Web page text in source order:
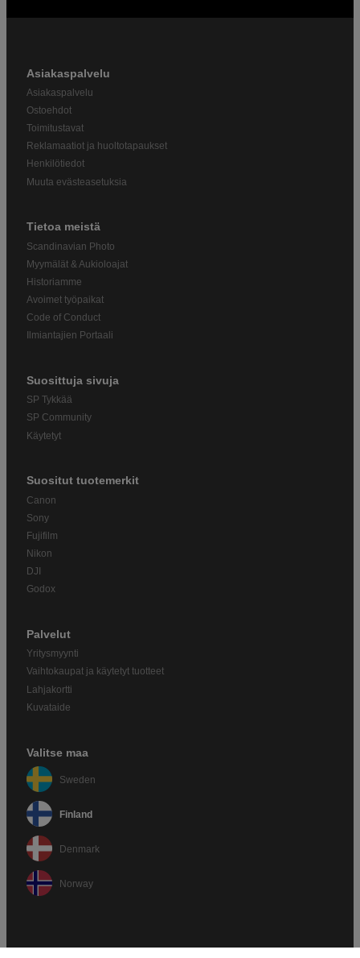
Asiakaspalvelu
Asiakaspalvelu
Ostoehdot
Toimitustavat
Reklamaatiot ja huoltotapaukset
Henkilötiedot
Muuta evästeasetuksia
Tietoa meistä
Scandinavian Photo
Myymälät & Aukioloajat
Historiamme
Avoimet työpaikat
Code of Conduct
Ilmiantajien Portaali
Suosittuja sivuja
SP Tykkää
SP Community
Käytetyt
Suositut tuotemerkit
Canon
Sony
Fujifilm
Nikon
DJI
Godox
Palvelut
Yritysmyynti
Vaihtokaupat ja käytetyt tuotteet
Lahjakortti
Kuvataide
Valitse maa
Sweden
Finland
Denmark
Norway